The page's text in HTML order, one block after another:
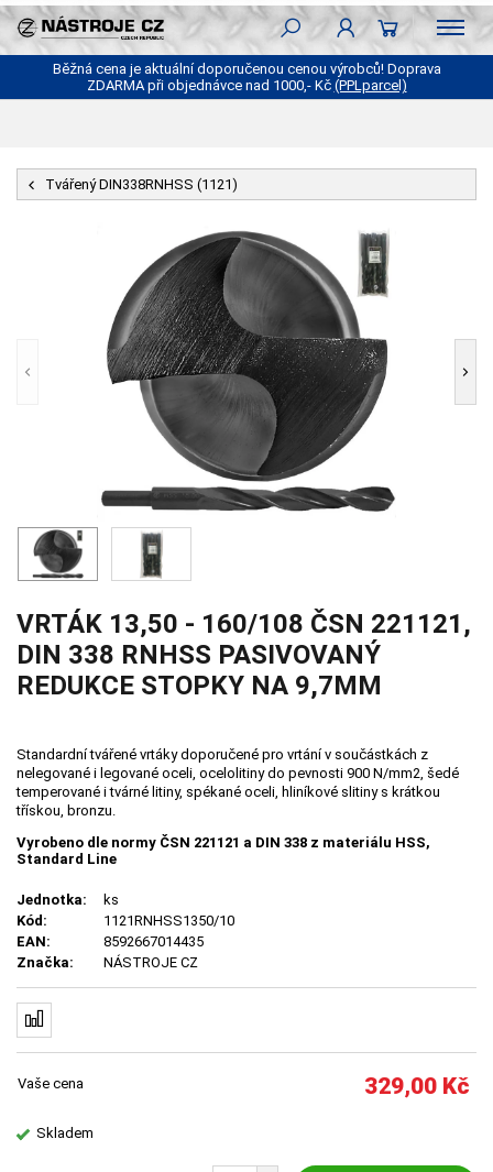
Běžná cena je aktuální doporučenou cenou výrobců! Doprava
ZDARMA při objednávce nad 1000,- Kč (PPLparcel)
Tvářený DIN338RNHSS (1121)
VRTÁK 13,50 - 160/108 ČSN 221121,
DIN 338 RNHSS PASIVOVANÝ
REDUKCE STOPKY NA 9,7MM
Standardní tvářené vrtáky doporučené pro vrtání v součástkách z
nelegované i legované oceli, ocelolitiny do pevnosti 900 N/mm2, šedé
temperované i tvárné litiny, spékané oceli, hliníkové slitiny s krátkou
třískou, bronzu.
Vyrobeno dle normy ČSN 221121 a DIN 338 z materiálu HSS,
Standard Line
Jednotka:
ks
Kód:
1121RNHSS1350/10
EAN:
8592667014435
Značka:
NÁSTROJE CZ
Vaše cena 329,00 Kč
Skladem